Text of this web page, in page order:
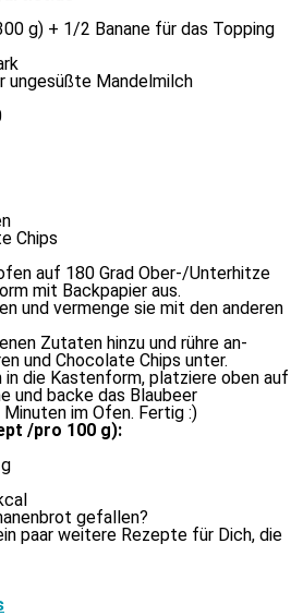
g) + 1/​2 Banane für das Topping
Mandelmilch
Chips
auf 180 Grad Ober-/Unterhitze
mit Backpapier aus.
und ver­men­ge sie mit den an­de­ren
Zutaten hin­zu und rüh­re an­
und Chocolate Chips unter.
in die Kastenform, plat­zie­re oben auf
und ba­cke das Blaubeer
im Ofen. Fertig :)
/​pro 100 g):
gefallen?
paar wei­te­re Rezepte für Dich, die